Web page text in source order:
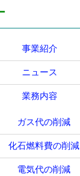
事業紹介
ニュース
業務内容
ガス代の削減
化石燃料費の削減
電気代の削減